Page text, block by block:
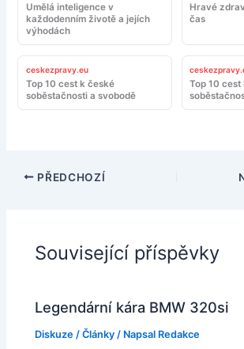
Umělá inteligence v
každodenním životě a jejích
výhodách
Hravé
čas
ceskezpravy.eu
Top 10 cest k české
soběstačnosti a svobodě
Top 10 cest
PŘEDCHOZÍ
Související příspěvky
Legendární kára BMW 320si
Diskuze /Články / Napsal Redakce